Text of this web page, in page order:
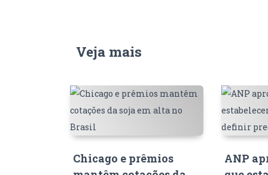
Veja mais
Chicago e prêmios
ANP